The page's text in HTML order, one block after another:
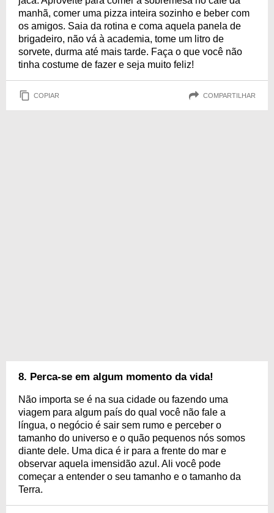
manhã, comer uma pizza inteira sozinho e beber com
os amigos. Saia da rotina e coma aquela panela de
brigadeiro, não vá à academia, tome um litro de
sorvete, durma até mais tarde. Faça o que você não
tinha costume de fazer e seja muito feliz!
COPIAR COMPARTILHAR
8. Perca-se em algum momento da vida!
Não importa se é na sua cidade ou fazendo uma
viagem para algum país do qual você não fale a
língua, o negócio é sair sem rumo e perceber o
tamanho do universo e o quão pequenos nós somos
diante dele. Uma dica é ir para a frente do mar e
observar aquela imensidão azul. Ali você pode
começar a entender o seu tamanho e o tamanho da
Terra.